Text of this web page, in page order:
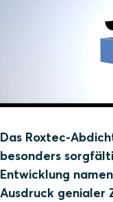
Das Roxtec-
besonders
Entwicklung
Ausdruck genialer